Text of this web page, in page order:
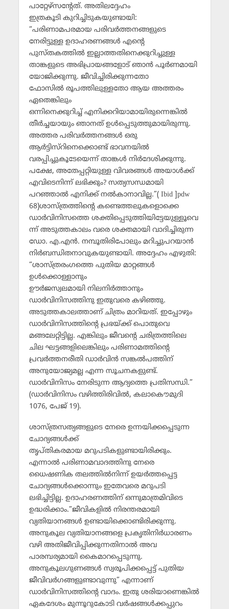
പാറ്റേഴ്സന്റേത്. അതിലദ്ദേഹം
ഇത്രകൂടി കുറിച്ചിടുകയുണ്ടായി:
“പരിണാമപരമായ പരിവര്‍ത്തനങ്ങളുടെ
നേരിട്ടുള്ള ഉദാഹരണങ്ങള്‍ എന്റെ
പുസ്തകത്തില്‍ ഇല്ലാത്തതിനെക്കുറിച്ചുള്ള
താങ്കളുടെ അഭിപ്രായങ്ങളോട് ഞാന്‍ പൂര്‍ണമായി
യോജിക്കുന്നു. ജീവിച്ചിരിക്കുന്നതോ
ഫോസില്‍ രൂപത്തിലുള്ളതോ ആയ അത്തരം
ഏതെങ്കിലും
ഒന്നിനെക്കുറിച്ച് എനിക്കറിയാമായിരുന്നെങ്കില്‍
തീര്‍ച്ചയായും ഞാനത് ഉള്‍പ്പെടുത്തുമായിരുന്നു.
അത്തര പരിവര്‍ത്തനങ്ങള്‍ ഒരു
ആര്‍ട്ടിസ്റിനെക്കൊണ്ട് ഭാവനയില്‍
വരപ്പിച്ചുകൂടേയെന്ന് താങ്കള്‍ നിര്‍ദേശിക്കുന്നു.
പക്ഷേ, അതേപ്പറ്റിയുള്ള വിവരങ്ങള്‍ അയാള്‍ക്ക്
എവിടെനിന്ന് ലഭിക്കും? സത്യസന്ധമായി
പറഞ്ഞാല്‍ എനിക്ക് നല്‍കാനാവില്ല.”( Ibid ]pdw
68)ശാസ്ത്രത്തിന്റെ കണ്ടെത്തലുകളൊക്കെ
ഡാര്‍വിനിസത്തെ ശക്തിപ്പെടുത്തിയിട്ടേയുള്ളൂവെ
ന്ന് അടുത്തകാലം വരെ ശക്തമായി വാദിച്ചിരുന്ന
ഡോ. എ.എന്‍. നമ്പൂതിരിപോലും മറിച്ചുപറയാന്‍
നിര്‍ബന്ധിതനാവുകയുണ്ടായി. അദ്ദേഹം എഴുതി:
“ശാസ്ത്രരംഗത്തെ പുതിയ മാറ്റങ്ങള്‍
ഉള്‍ക്കൊള്ളാനും
ഊര്‍ജസ്വലമായി നിലനിര്‍ത്താനും
ഡാര്‍വിനിസത്തിനു ഇതുവരെ കഴിഞ്ഞു.
അടുത്തകാലത്താണ് ചിത്രം മാറിയത്. ഇപ്പോഴും
ഡാര്‍വിനിസത്തിന്റെ പ്രഭയ്ക്ക് പൊതുവെ
മങ്ങലേറ്റിട്ടില്ല. എങ്കിലും ജീവന്റെ ചരിത്രത്തിലെ
ചില ഘട്ടങ്ങളിലെങ്കിലും പരിണാമത്തിന്റെ
പ്രവര്‍ത്തനരീതി ഡാര്‍വിന്‍ സങ്കല്‍പത്തിന്
അനുയോജ്യമല്ല എന്ന സൂചനകളുണ്ട്.
ഡാര്‍വിനിസം നേരിടുന്ന ആദ്യത്തെ പ്രതിസന്ധി.”
(ഡാര്‍വിനിസം വഴിത്തിരിവില്‍, കലാകൌമുദി
1076, പേജ് 19).
ശാസ്ത്രസത്യങ്ങളുടെ നേരെ ഉന്നയിക്കപ്പെടുന്ന
ചോദ്യങ്ങള്‍ക്ക്
തൃപ്തികരമായ മറുപടികളുണ്ടായിരിക്കും.
എന്നാല്‍ പരിണാമവാദത്തിനു നേരെ
ധൈഷണിക തലത്തില്‍നിന്ന് ഉയര്‍ത്തപ്പെട്ട
ചോദ്യങ്ങള്‍ക്കൊന്നും ഇതേവരെ മറുപടി
ലഭിച്ചിട്ടില്ല. ഉദാഹരണത്തിന് ഒന്നുമാത്രമിവിടെ
ഉദ്ധരിക്കാം.”ജീവികളില്‍ നിരന്തരമായി
വ്യതിയാനങ്ങള്‍ ഉണ്ടായിക്കൊണ്ടിരിക്കുന്നു.
അനുകൂല വ്യതിയാനങ്ങളെ പ്രകൃതിനിര്‍ധാരണം
വഴി അതിജീവിപ്പിക്കുന്നതിനാല്‍ അവ
പാരമ്പര്യമായി കൈമാറപ്പെടുന്നു.
അനുകൂലഗുണങ്ങള്‍ സ്വരൂപിക്കപ്പെട്ട് പുതിയ
ജീവിവര്‍ഗങ്ങളുണ്ടാവുന്നു” എന്നാണ്
ഡാര്‍വിനിസത്തിന്റെ വാദം. ഇതു ശരിയാണെങ്കില്‍
ഏകദേശം മുന്നൂറുകോടി വര്‍ഷങ്ങള്‍ക്കപ്പുറം